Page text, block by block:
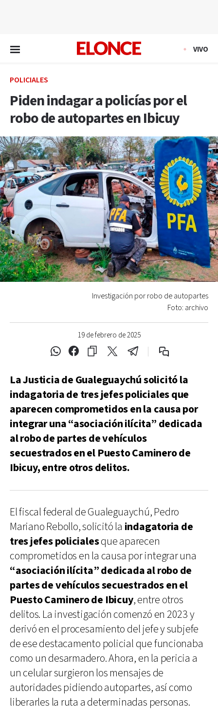
VIVO
POLICIALES
Piden indagar a policías por el
robo de autopartes en Ibicuy
19 de febrero de 2025
Investigación por robo de autopartes
Foto: archivo
La Justicia de Gualeguaychú solicitó la
indagatoria de tres jefes policiales que
aparecen comprometidos en la causa por
integrar una “asociación ilícita” dedicada
al robo de partes de vehículos
secuestrados en el Puesto Caminero de
Ibicuy, entre otros delitos.
El fiscal federal de Gualeguaychú, Pedro
Mariano Rebollo, solicitó la indagatoria de
tres jefes policialesque aparecen
comprometidos en la causa por integrar una
“asociación ilícita” dedicada al robo de
partes de vehículos secuestrados en el
Puesto Caminero de Ibicuy, entre otros
delitos. La investigación comenzó en 2023 y
derivó en el procesamiento del jefe y subjefe
de ese destacamento policial que funcionaba
como un desarmadero. Ahora, en la pericia a
un celular surgieron los mensajes de
autoridades pidiendo autopartes, así como
liberarles la ruta a determinadas personas.